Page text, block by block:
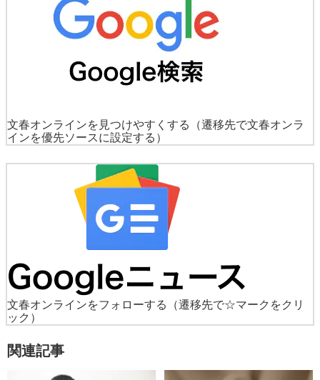
文春オンラインを見つけやすくする
（遷移先で文春オンラ
インを優先ソースに設定する）
文春オンラインをフォローする
（遷移先で☆マークをクリ
ック）
関連記事